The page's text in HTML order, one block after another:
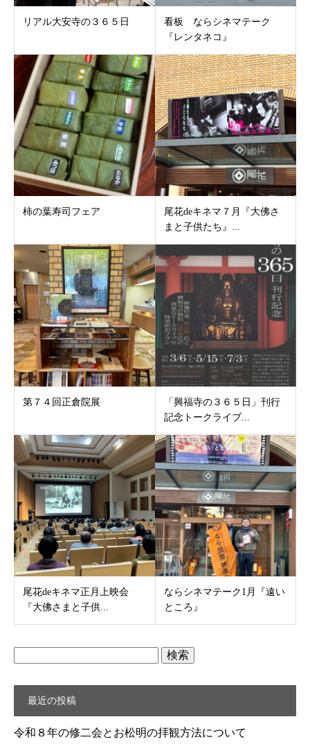
リアル大安寺の３６５日
看板 ならシネマテーク
『レンタネコ』
柿の葉寿司フェア
尾花deキネマ７月『大佛さ
まと子供たち』...
第７４回正倉院展
「興福寺の３６５日」刊行
記念トークライブ...
尾花deキネマ正月上映会
『大佛さまと子供...
ならシネマテーク1月『遠い
ところ』
最近の投稿
令和８年の修二会とお松明の拝観方法について